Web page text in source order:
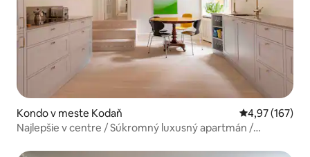
Kondo v meste Kodaň Priemerné
4,97 (167)
Najlepšie v centre / Súkromný luxusný apartmán /